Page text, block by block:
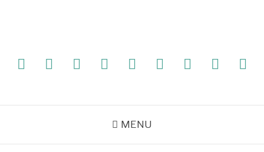
Home
SystemischSandra
Bouw
Praktijkverhalen
Ervaringen
MENU